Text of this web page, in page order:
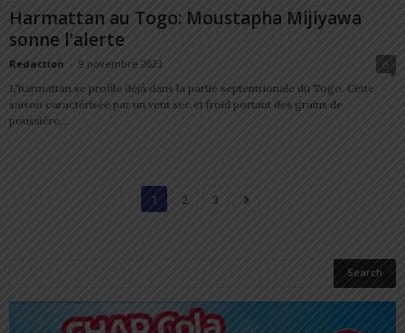
Harmattan au Togo: Moustapha Mijiyawa
sonne l’alerte
Redaction - 9 novembre 2023
0
L'harmattan se profile déjà dans la partie septentrionale du Togo. Cette
saison caractérisée par un vent sec et froid portant des grains de
poussière,...
1 2 3